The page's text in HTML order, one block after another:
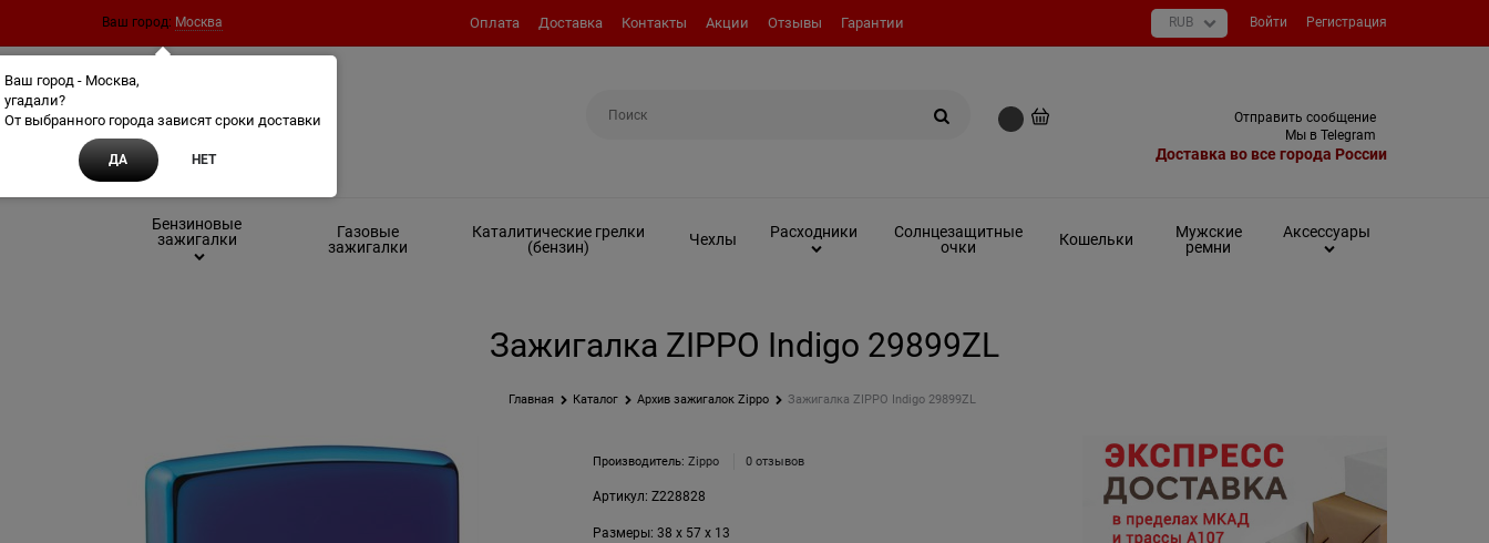
Ваш город: Москва Оплата Доставка Контакты Акции Отзывы Гарантии Войти Регистрация
Отправить сообщение
Мы в Telegram
Доставка во все города России
Бензиновые
зажигалки
Газовые
зажигалки
Каталитические грелки
(бензин)
Чехлы Расходники
Солнцезащитные
очки
Кошельки
Мужские
ремни
Аксессуары
Зажигалка ZIPPO Indigo 29899ZL
Главная Каталог Архив зажигалок Zippo Зажигалка ZIPPO Indigo 29899ZL
Производитель: Zippo 0 отзывов
Артикул: Z228828
Размеры: 38 x 57x 13
Ваш город - Москва,
угадали?
От выбранного города зависят сроки доставки
ДА НЕТ